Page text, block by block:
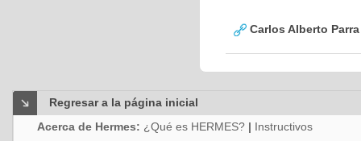
Carlos Alberto
Regresar a la página inicial
Acerca de Hermes: ¿Qué es HERMES? | Instructivos